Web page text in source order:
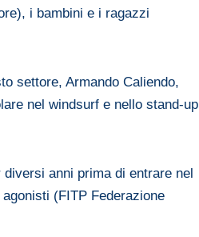
i bambini e i ragazzi
settore, Armando Caliendo,
nel windsurf e nello stand-up
anni prima di entrare nel
(FITP Federazione